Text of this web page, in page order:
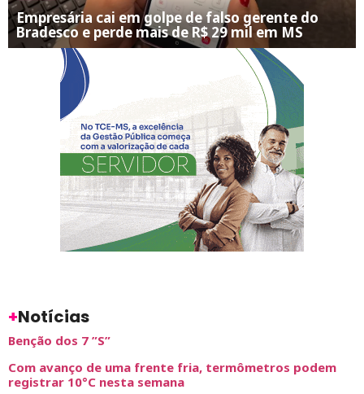
Empresária cai em golpe de falso gerente do
Bradesco e perde mais de R$ 29 mil em MS
+Notícias
Benção dos 7 ”S”
Com avanço de uma frente fria, termômetros podem
registrar 10°C nesta semana